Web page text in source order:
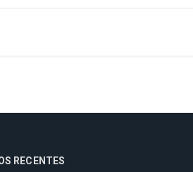
RECENTES